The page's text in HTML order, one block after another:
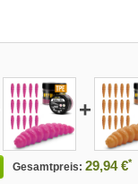
+
Gesamtpreis: 29,94 €*